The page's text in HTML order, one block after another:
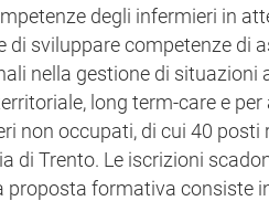
degli infermieri in
di sviluppare competenze di
nella gestione di situazioni
long term-care e
non occupati, di cui 40 posti
di Trento. Le iscrizioni
proposta formativa consiste